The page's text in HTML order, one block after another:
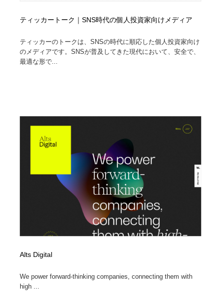
ティッカートーク｜SNS時代の個人投資家向けメディア
ティッカーのトークは、SNSの時代に順応した個人投資家向け
のメディアです。SNSが普及してきた現代において、安全で、
最適な形で...
Alts Digital
We power forward-thinking companies, connecting them with
high ...